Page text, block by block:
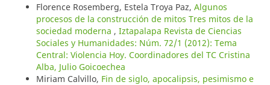
Florence Rosemberg, Estela Troya Paz, Algunos
procesos de la construcción de mitos Tres mitos de la
sociedad moderna , Iztapalapa Revista de Ciencias
Sociales y Humanidades: Núm. 72/1 (2012): Tema
Central: Violencia Hoy. Coordinadores del TC Cristina
Alba, Julio Goicoechea
Miriam Calvillo, Fin de siglo, apocalipsis, pesimismo e